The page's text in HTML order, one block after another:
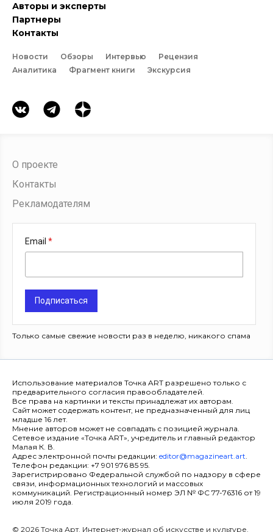
Авторы и эксперты
Партнеры
Контакты
Новости Обзоры Интервью
Рецензия
Аналитика
Фрагмент книги Экскурсия
О проекте
Контакты
Рекламодателям
Email
Подписаться
Только самые свежие новости раз в неделю, никакого спама
Использование материалов Точка ART разрешено только с
предварительного согласия правообладателей.
Все права на картинки и тексты принадлежат их авторам.
Сайт может содержать контент, не предназначенный для лиц
младше 16 лет.
Мнение авторов может не совпадать с позицией журнала.
Сетевое издание «Точка ART», учредитель и главный редактор
Малая К. В.
Адрес электронной почты редакции: editor@magazineart.art.
Телефон редакции: +7 901 976 85 95.
Зарегистрировано Федеральной службой по надзору в сфере
связи, информационных технологий и массовых
коммуникаций. Регистрационный номер ЭЛ № ФС 77-76316 от 19
июля 2019 года.
© 2026 Точка Арт. Интернет-журнал об искусстве и культуре.